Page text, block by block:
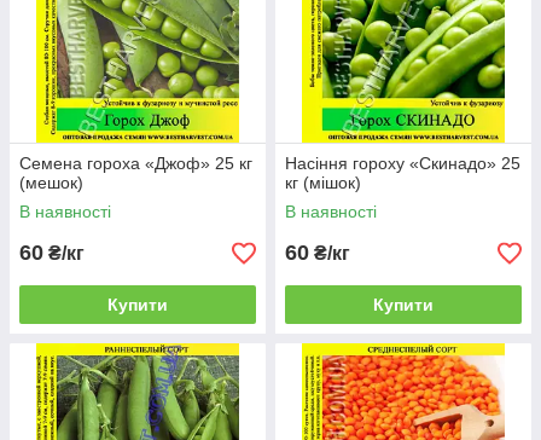
Семена гороха «Джоф» 25 кг
(мешок)
В наявності
60 ₴/кг
Купити
Насіння гороху «Скинадо» 25
кг (мішок)
В наявності
60 ₴/кг
Купити